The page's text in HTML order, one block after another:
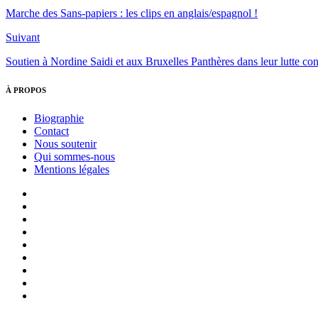
Marche des Sans-papiers : les clips en anglais/espagnol !
Suivant
Soutien à Nordine Saidi et aux Bruxelles Panthères dans leur lutte
À PROPOS
Biographie
Contact
Nous soutenir
Qui sommes-nous
Mentions légales